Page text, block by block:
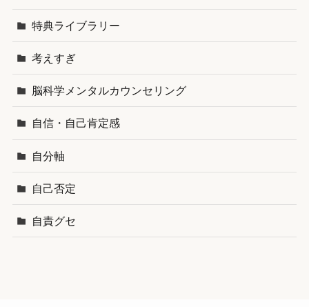
特典ライブラリー
考えすぎ
脳科学メンタルカウンセリング
自信・自己肯定感
自分軸
自己否定
自責グセ